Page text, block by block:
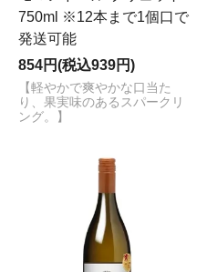
750ml ※12本まで1個口で
発送可能
854円(税込939円)
【軽やかで爽やかな口当た
り、果実味のあるスパークリ
ング。】